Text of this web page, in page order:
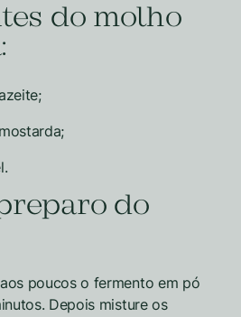
do molho
do
poucos o fermento em pó
Depois misture os